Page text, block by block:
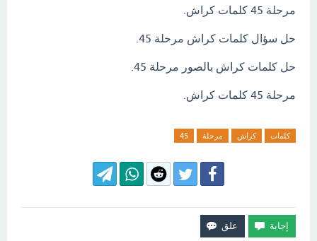
مرحلة 45 كلمات كراش.
حل سؤال كلمات كراش مرحلة 45.
حل كلمات كراش بالصور مرحلة 45.
مرحلة 45 كلمات كراش.
كلمات كراش مرحلة 45